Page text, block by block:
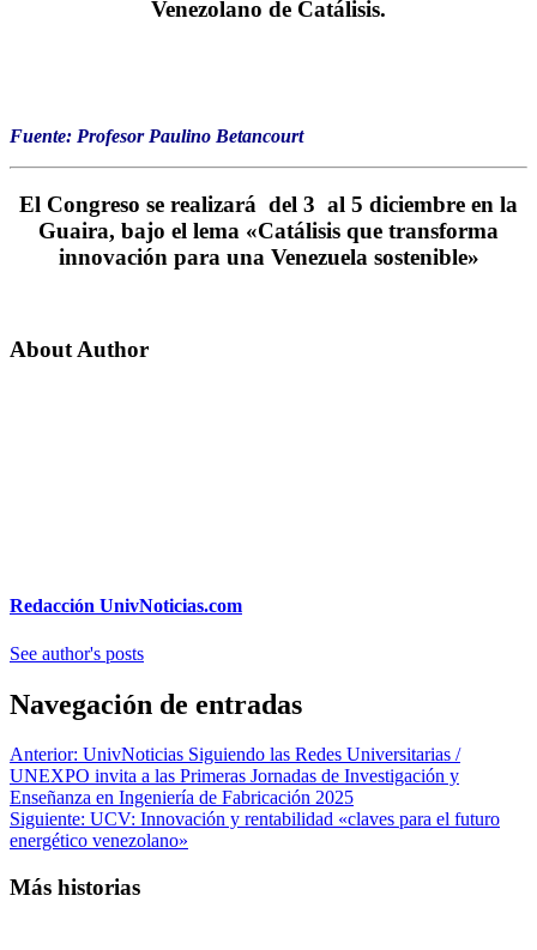
Venezolano de Catálisis.
Fuente: Profesor Paulino Betancourt
El Congreso se realizará del 3 al 5 diciembre en la
Guaira, bajo el lema «Catálisis que transforma
innovación para una Venezuela sostenible»
About Author
Redacción UnivNoticias.com
See author's posts
Navegación de entradas
Anterior: UnivNoticias Siguiendo las Redes Universitarias /
UNEXPO invita a las Primeras Jornadas de Investigación y
Enseñanza en Ingeniería de Fabricación 2025
Siguiente: UCV: Innovación y rentabilidad «claves para el futuro
energético venezolano»
Más historias